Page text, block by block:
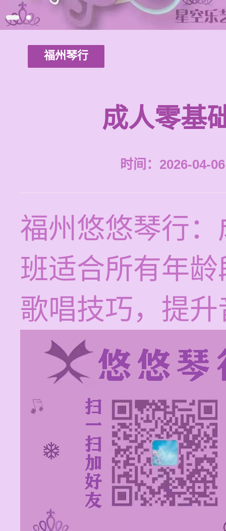
福州琴行
成人零基
时间：2026-04-
福州悠悠琴行
班适合所有年
歌唱技巧，提